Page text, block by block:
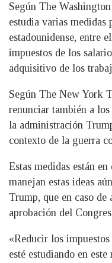
Según The
estudia varias medidas
estadounidense, entre
impuestos de los
adquisitivo de los
Según The New York
renunciar también a
la administración
contexto de la guerra
Estas medidas están
manejan estas ideas
Trump, que en caso de
aprobación del
«Reducir los
esté estudiando en